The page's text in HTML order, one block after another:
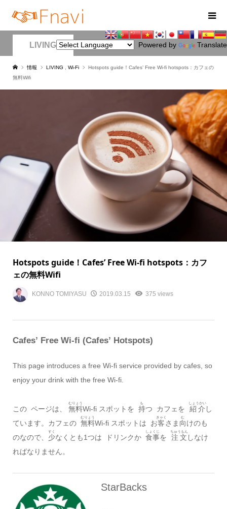
Powered by Translate
LIVING
情報 LIVING Wi-Fi
Hotspots guide！Cafes’ Free Wi-fi hotspots：カフェの
無料Wifi
Hotspots guide！Cafes’ Free Wi-fi hotspots：カフ
ェの無料Wifi
KONNO TOMIYASU 2019.03.15 375 views
Cafes’ Free Wi-fi (Cafes’ Hotspots)
This page introduces a free Wi-fi service provided by cafes, so
enjoy your drink with the free Wi-fi.
この ページは、 無料
むりょう
Wi-fi スポットを 持
も
つ カフェを 紹介
しょうかい
し
ています。カフェの 無料
むりょう
Wi-fi スポットは お客
きゃく
さま 向
む
けのも
のなので、 少
すく
なくとも1つは ドリンクか 食事
しょくじ
を 注文
ちゅうもん
しなけ
ればなりません。
StarBacks